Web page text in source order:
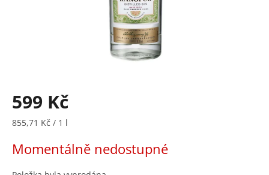
599 Kč
Měrná
855,71 Kč / 1 l
Momentálně nedostupné